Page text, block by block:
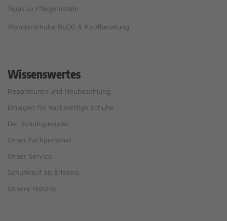
Tipps zu Pflegemitteln
Wanderschuhe BLOG & Kaufberatung
Wissenswertes
Reparaturen und Neubesohlung
Einlagen für hochwertige Schuhe
Der Schuhspezialist
Unser Fachpersonal
Unser Service
Schuhkauf als Erlebnis
Unsere Historie